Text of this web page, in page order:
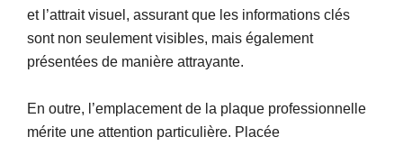
et l’attrait visuel, assurant que les informations clés
sont non seulement visibles, mais également
présentées de manière attrayante.
En outre, l’emplacement de la plaque professionnelle
mérite une attention particulière. Placée